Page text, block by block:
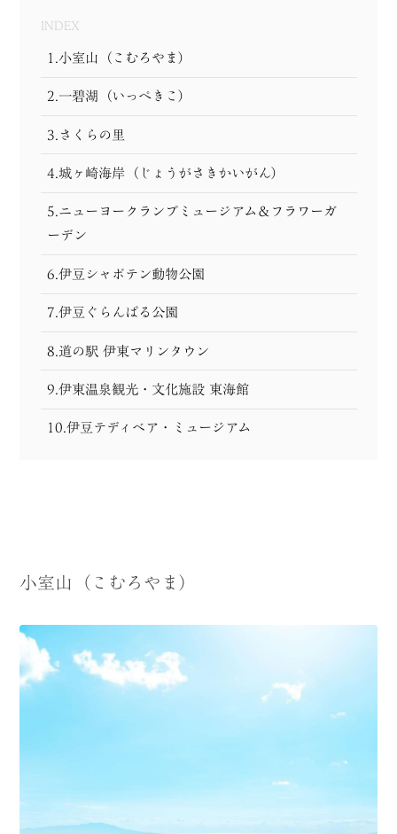
INDEX
1.小室山（こむろやま）
2.一碧湖（いっぺきこ）
3.さくらの里
4.城ヶ崎海岸（じょうがさきかいがん）
5.ニューヨークランプミュージアム＆フラワーガ
ーデン
6.伊豆シャボテン動物公園
7.伊豆ぐらんぱる公園
8.道の駅 伊東マリンタウン
9.伊東温泉観光・文化施設 東海館
10.伊豆テディベア・ミュージアム
小室山（こむろやま）